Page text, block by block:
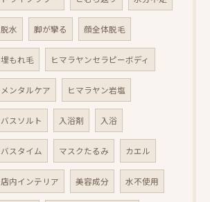
脱水 脚が攣る 顔全体脱毛
埋もれ毛 ヒマラヤンセラピーボディ
メンタルケア ヒマラヤン岩塩
バスソルト 入浴剤 入浴
バスタイム マスクたるみ カエル
店内インテリア 美容成分 水不使用